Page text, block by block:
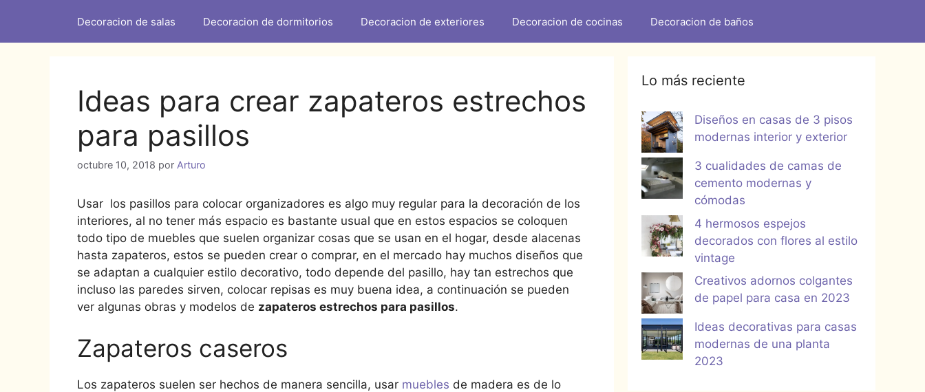
Decoracion de salas Decoracion de dormitorios Decoracion de exteriores Decoracion de cocinas Decoracion de baños
Ideas para crear zapateros estrechos
para pasillos
octubre 10, 2018 por Arturo
Usar los pasillos para colocar organizadores es algo muy regular para la decoración de los
interiores, al no tener más espacio es bastante usual que en estos espacios se coloquen
todo tipo de muebles que suelen organizar cosas que se usan en el hogar, desde alacenas
hasta zapateros, estos se pueden crear o comprar, en el mercado hay muchos diseños que
se adaptan a cualquier estilo decorativo, todo depende del pasillo, hay tan estrechos que
incluso las paredes sirven, colocar repisas es muy buena idea, a continuación se pueden
ver algunas obras y modelos de zapateros estrechos para pasillos.
Zapateros caseros
Los zapateros suelen ser hechos de manera sencilla, usar muebles de madera es de lo
Lo más reciente
Diseños en casas de 3 pisos
modernas interior y exterior
3 cualidades de camas de
cemento modernas y
cómodas
4 hermosos espejos
decorados con flores al estilo
vintage
Creativos adornos colgantes
de papel para casa en 2023
Ideas decorativas para casas
modernas de una planta
2023